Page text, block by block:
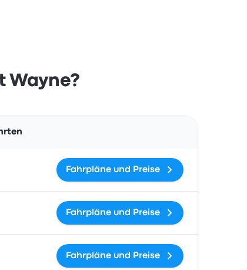
Wayne?
Fahrpläne und Preise
Fahrpläne und Preise
Fahrpläne und Preise